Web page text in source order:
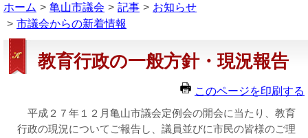
ホーム 亀山市議会 記事
お知らせ
市議会からの新着情報
教育行政の一般方針・現況報告
このページを印刷する
平成２７年１２月亀山市議会定例会の開会に当たり、教育
行政の現況についてご報告し、議員並びに市民の皆様のご理